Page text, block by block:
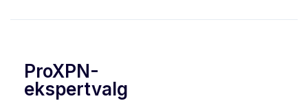
ProXPN-
ekspertvalg